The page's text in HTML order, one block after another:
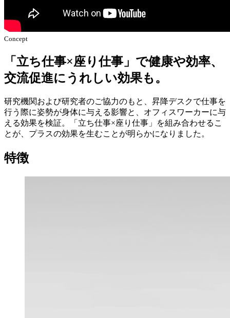
Concept
「立ち仕事×座り仕事」で健康や効率、
交流促進にうれしい効果も。
研究機関および研究者のご協力のもと、昇降デスクで仕事を
行う際に姿勢が身体に与える影響と、オフィスワーカーに与
える効果を検証。「立ち仕事×座り仕事」を組み合わせるこ
とが、プラスの効果を生むことが明らかになりました。
特徴